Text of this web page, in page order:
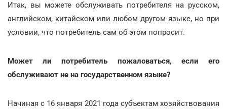
Итак, вы можете обслуживать потребителя на русском,
английском, китайском или любом другом языке, но при
условии, что потребитель сам об этом попросит.
Может ли потребитель пожаловаться, если его
обслуживают не на государственном языке?
Начиная с 16 января 2021 года субъектам хозяйствования